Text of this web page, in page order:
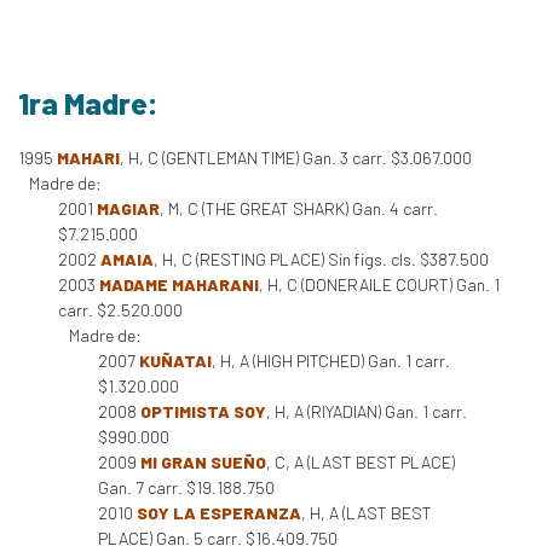
1ra Madre:
1995 MAHARI, H, C (GENTLEMAN TIME) Gan. 3 carr. $3.067.000
Madre de:
2001 MAGIAR, M, C (THE GREAT SHARK) Gan. 4 carr.
$7.215.000
2002 AMAIA, H, C (RESTING PLACE) Sin figs. cls. $387.500
2003 MADAME MAHARANI, H, C (DONERAILE COURT) Gan. 1
carr. $2.520.000
Madre de:
2007 KUÑATAI, H, A (HIGH PITCHED) Gan. 1 carr.
$1.320.000
2008 OPTIMISTA SOY, H, A (RIYADIAN) Gan. 1 carr.
$990.000
2009 MI GRAN SUEÑO, C, A (LAST BEST PLACE)
Gan. 7 carr. $19.188.750
2010 SOY LA ESPERANZA, H, A (LAST BEST
PLACE) Gan. 5 carr. $16.409.750